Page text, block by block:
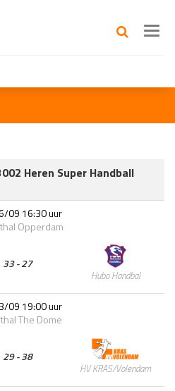
Heren Super Handball
09 16:30 uur
Opperdam
33 - 27
Hubo Handbal
09 19:00 uur
The Dome
29 - 38
HV KRAS/Volendam